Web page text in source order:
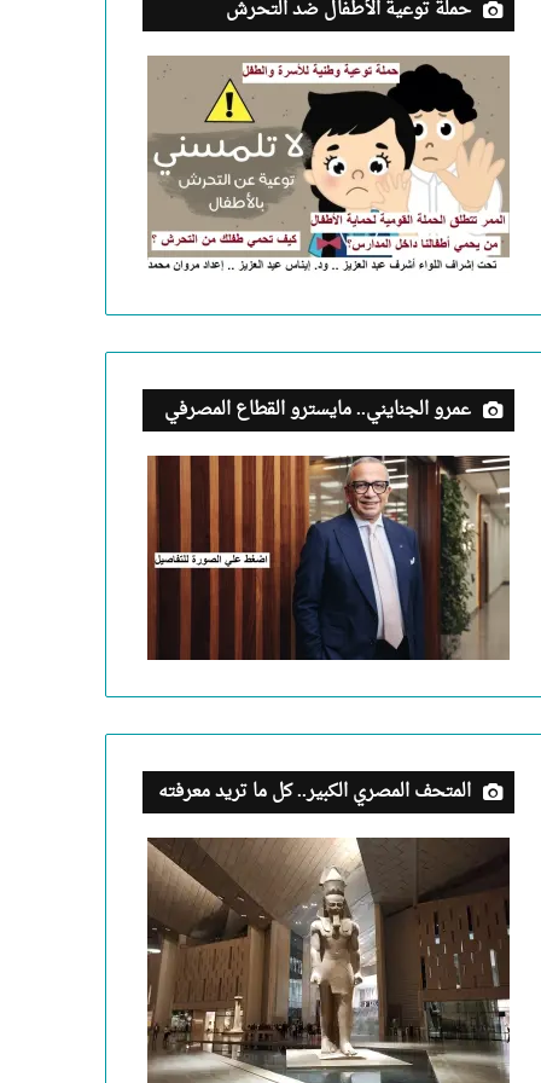
حملة توعية الأطفال ضد التحرش
عمرو الجنايني.. مايسترو القطاع المصرفي
المتحف المصري الكبير.. كل ما تريد معرفته